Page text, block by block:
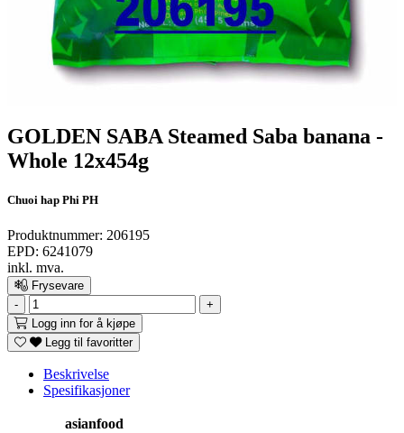
GOLDEN SABA Steamed Saba banana -
Whole 12x454g
Chuoi hap Phi PH
Produktnummer: 206195
EPD: 6241079
inkl. mva.
Frysevare
-
+
Logg inn for å kjøpe
Legg til favoritter
Beskrivelse
Spesifikasjoner
asianfood